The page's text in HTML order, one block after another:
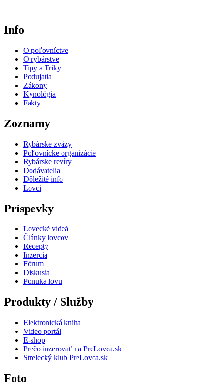
Info
O poľovníctve
O rybárstve
Tipy a Triky
Podujatia
Zákony
Kynológia
Fakty
Zoznamy
Rybárske zväzy
Poľovnícke organizácie
Rybárske revíry
Dodávatelia
Dôležité info
Lovci
Príspevky
Lovecké videá
Články lovcov
Recepty
Inzercia
Fórum
Diskusia
Ponuka lovu
Produkty / Služby
Elektronická kniha
Video portál
E-shop
Prečo inzerovať na PreLovca.sk
Strelecký klub PreLovca.sk
Foto